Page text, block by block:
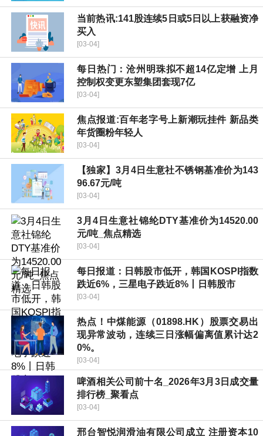
当前热讯:141股连续5日或5日以上获融资净
买入
[03-04]
每日热门：沧州明珠拟不超14亿定增 上月
控制权变更东塑集团套现7亿
[03-04]
焦点报道:百年老字号上新潮玩挂件 新品类
年货圈粉年轻人
[03-04]
【独家】3月4日生意社不锈钢基准价为143
96.67元/吨
[03-04]
3月4日生意社锦纶DTY基准价为14520.00
元/吨_焦点精选
[03-04]
每日报道：日韩股市低开，韩国KOSPI指数
跌近6%，三星电子跌近8%丨日韩股市
[03-04]
热点！中煤能源（01898.HK）股票交易出
现异常波动，连续三日涨幅偏离值累计达2
0%。
[03-04]
啤酒相关公司前十名_2026年3月3日成交量
排行榜_聚看点
[03-04]
邢台智悦润滑油有限公司成立 注册资本10